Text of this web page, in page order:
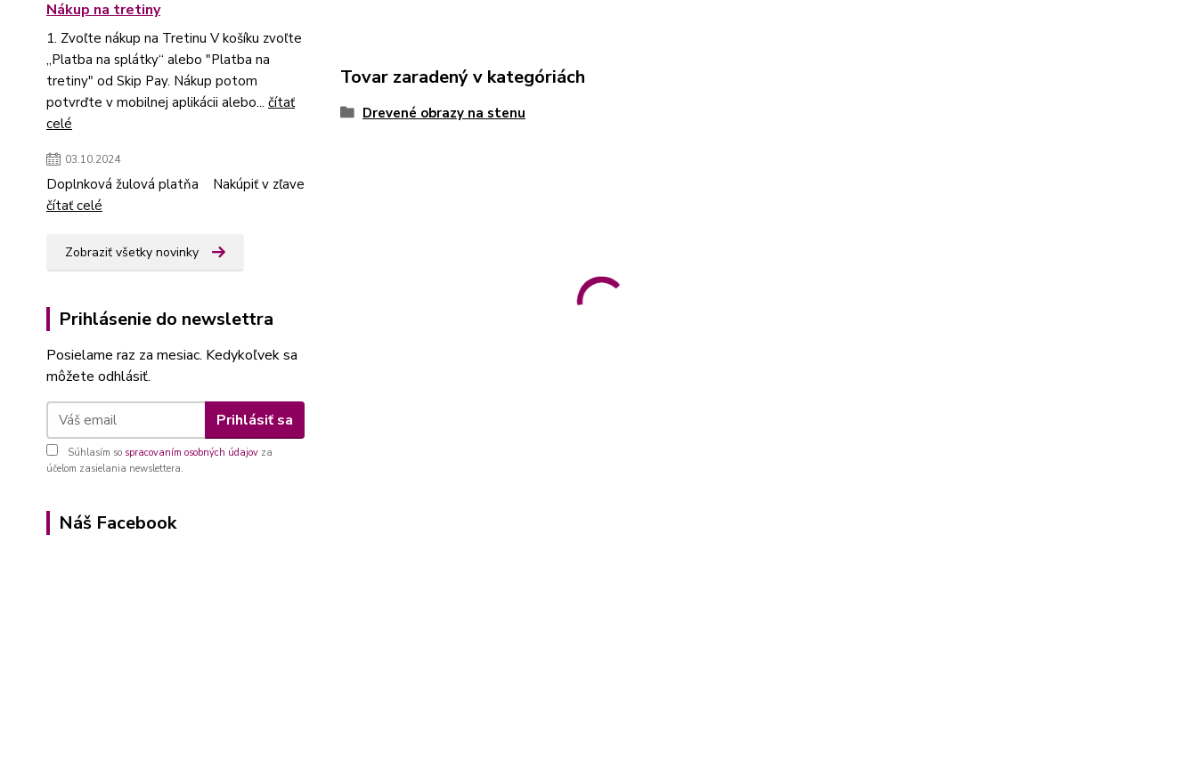
Nákup na tretiny
1. Zvoľte nákup na Tretinu V košíku zvoľte
„Platba na splátky“ alebo "Platba na
tretiny" od Skip Pay. Nákup potom
potvrďte v mobilnej aplikácii alebo... čítať
celé
03.10.2024
Doplnková žulová platňa Nakúpiť v zľave
čítať celé
Zobraziť všetky novinky
Prihlásenie do newslettra
Posielame raz za mesiac. Kedykoľvek sa
môžete odhlásiť.
Prihlásiť sa
Súhlasím so spracovaním osobných údajov za
účelom zasielania newslettera.
Náš Facebook
Tovar zaradený v kategóriách
Drevené obrazy na stenu